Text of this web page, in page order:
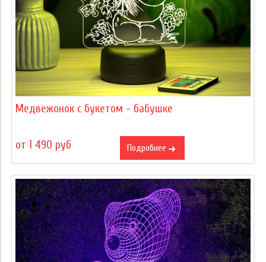
Медвежонок с букетом - бабушке
от 1 490 руб Подробнее